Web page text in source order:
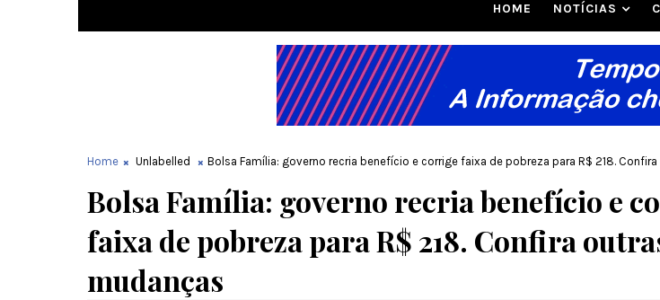
HOME NOTÍCIAS
Home Unlabelled Bolsa Família: governo recria benefício e corrige faixa de pobreza para R$ 218.
Bolsa Família: governo recria benefício e
faixa de pobreza para R$ 218. Confira
mudanças